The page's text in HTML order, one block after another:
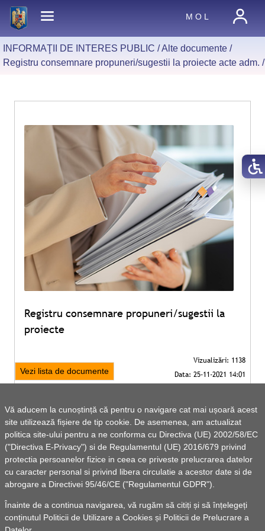
Vă aducem la cunoștință că pentru o navigare cat mai ușoară acest
site utilizează fișiere de tip cookie. De asemenea, am actualizat
politica site-ului pentru a ne conforma cu Directiva (UE) 2002/58/EC
("Directiva E-Privacy") si de Regulamentul (UE) 2016/679 privind
protectia persoanelor fizice in ceea ce priveste prelucrarea datelor
cu caracter personal si privind libera circulatie a acestor date si de
abrogare a Directivei 95/46/CE ("Regulamentul GDPR").
Înainte de a continua navigarea, vă rugăm să citiți și să înțelegeți
conținutul Politicii de Utilizare a Cookies și Politicii de Prelucrare a
M O L
INFORMAŢII DE INTERES PUBLIC /Alte documente/
Registru consemnare propuneri/sugestii la proiecte acte adm. /
Registru consemnare propuneri/sugestii la
proiecte
Vezi lista de documente